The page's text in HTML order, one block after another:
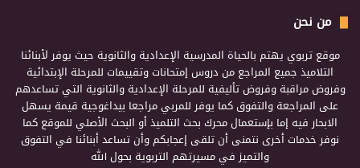
من نحن
موقع تربوي يهتم بالحياة المدرسية الإعدادية والثانوية حيث يوفر لأبنائنا
التلاميذ جميع المراجع من دروس إمتحانات وتقييمات للمرحلة الإبتدائية
وفروض مراقبة وفروض تأليفية للمرحلة الإعدادية والثانوية التي تساعدهم
على المراجعة والتفوق كما يوفر للمربي مراجعا بيداغوجية قيمة يسهل
الابحار فيه إما بإستعمال محرك بحث التلميذ أو البحث الأصلي للموقع كما
نوفر خدمات أخرى نتمنى أن تلقى إعجابكم وأن تساعد أبنائنا في التفوق
والتميز في مسيرتهم التربوية بحول الله